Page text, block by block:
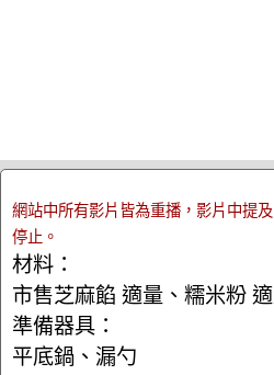
網站中所有影片皆為重播，影片中提
停止。
材料：
市售芝麻餡 適量、糯米粉
準備器具：
平底鍋、漏勺